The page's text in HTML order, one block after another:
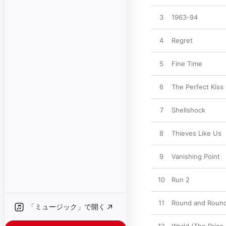
「ミュージック」で開く
3 1963-94
4 Regret
5 Fine Time
6 The Perfect Kiss
7 Shellshock
8 Thieves Like Us
9 Vanishing Point
10 Run 2
11 Round and